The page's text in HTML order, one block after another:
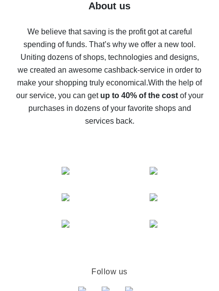
Five ways to get the most cash back on AliExpress
back
10% cash back on AliExpress - the impossible is
possible
The best cash back on AliExpress - how to find it
The best cash back service for AliExpress - let's
compare offers
About us
We believe that saving is the profit got at careful
spending of funds. That’s why we offer a new tool.
Uniting dozens of shops, technologies and designs,
we created an awesome cashback-service in order to
make your shopping truly economical.With the help of
our service, you can get up to 40% of the costof your
purchases in dozens of your favorite shops and
services back.
Follow us